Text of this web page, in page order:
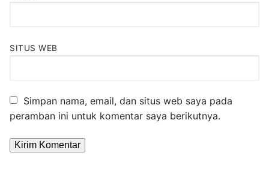
SITUS WEB
Simpan nama, email, dan situs web saya pada
peramban ini untuk komentar saya berikutnya.